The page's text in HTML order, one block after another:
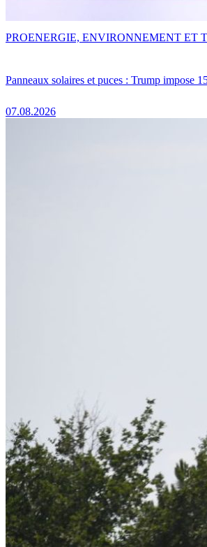
Panneaux solaires et puces : Trump impose
07.08.2026
PROENERGIE, ENVIRONNEMENT ET